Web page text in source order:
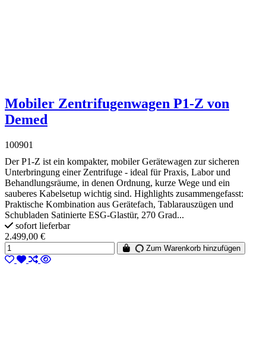
Mobiler Zentrifugenwagen P1-Z von
Demed
100901
Der P1-Z ist ein kompakter, mobiler Gerätewagen zur sicheren
Unterbringung einer Zentrifuge - ideal für Praxis, Labor und
Behandlungsräume, in denen Ordnung, kurze Wege und ein
sauberes Kabelsetup wichtig sind. Highlights zusammengefasst:
Praktische Kombination aus Gerätefach, Tablarauszügen und
Schubladen Satinierte ESG-Glastür, 270 Grad...
sofort lieferbar
2.499,00 €
Zum Warenkorb hinzufügen